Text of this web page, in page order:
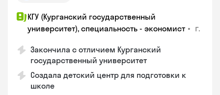
КГУ (Курганский государственный
университет), специальность - экономист • г.
Закончила с отличием Курганский
государственный университет
Создала детский центр для подготовки к
школе